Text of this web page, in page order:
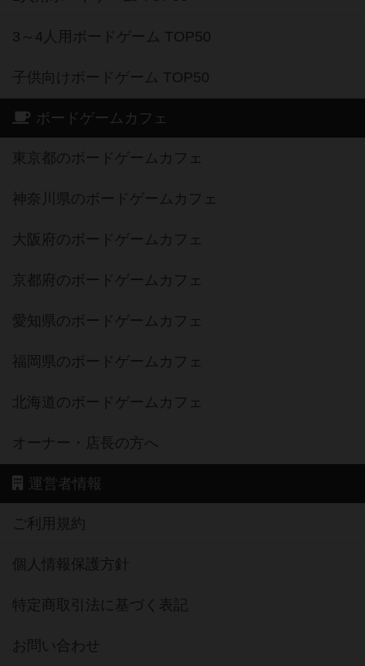
子供向けボードゲーム TOP50
ボードゲームカフェ
東京都のボードゲームカフェ
神奈川県のボードゲームカフェ
大阪府のボードゲームカフェ
京都府のボードゲームカフェ
愛知県のボードゲームカフェ
福岡県のボードゲームカフェ
北海道のボードゲームカフェ
オーナー・店長の方へ
運営者情報
ご利用規約
個人情報保護方針
特定商取引法に基づく表記
お問い合わせ
公式X